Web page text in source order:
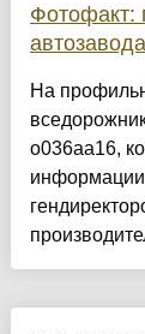
Фотофакт:
На
о036аа16,
информации